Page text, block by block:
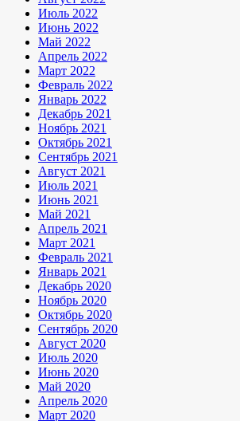
Июль 2022
Июнь 2022
Май 2022
Апрель 2022
Март 2022
Февраль 2022
Январь 2022
Декабрь 2021
Ноябрь 2021
Октябрь 2021
Сентябрь 2021
Август 2021
Июль 2021
Июнь 2021
Май 2021
Апрель 2021
Март 2021
Февраль 2021
Январь 2021
Декабрь 2020
Ноябрь 2020
Октябрь 2020
Сентябрь 2020
Август 2020
Июль 2020
Июнь 2020
Май 2020
Апрель 2020
Март 2020